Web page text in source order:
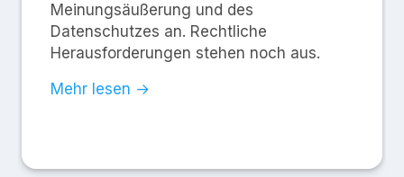
Meinungsäußerung und des
Datenschutzes an. Rechtliche
Herausforderungen stehen noch aus.
Mehr lesen →